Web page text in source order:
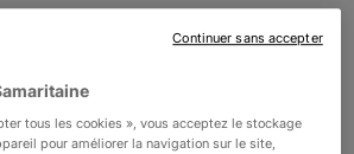
tous les cookies », vous acceptez le stockage
pour améliorer la navigation sur le site,
Continuer sans accepter